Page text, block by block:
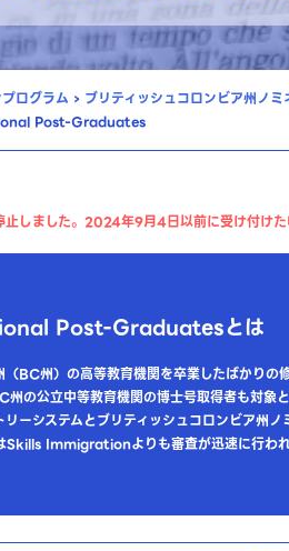
ログラム › ブリティッシュコロンビア州ノ
Post-Graduates
しました。2024年9月4日以前に受け付けた
Post-Graduatesとは
（BC州）の高等教育機関を卒業したばかり
州の公立中等教育機関の博士号取得者も対象と
ーシステムとブリティッシュコロンビア州
Skills Immigrationよりも審査が迅速に行われ